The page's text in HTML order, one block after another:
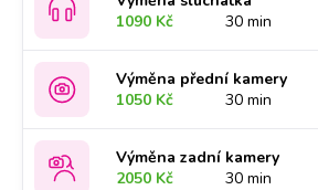
1090 Kč
30 min
Výměna přední kamery
1050 Kč
30 min
Výměna zadní kamery
2050 Kč
30 min